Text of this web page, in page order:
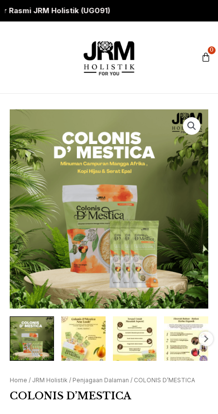
Skip
JRM Holistik (UG091)
0
Home / JRM Holistik / Penjagaan Dalaman / COLONIS D’MESTICA
COLONIS D’MESTICA
COLONIS
D'MESTICA
quantity